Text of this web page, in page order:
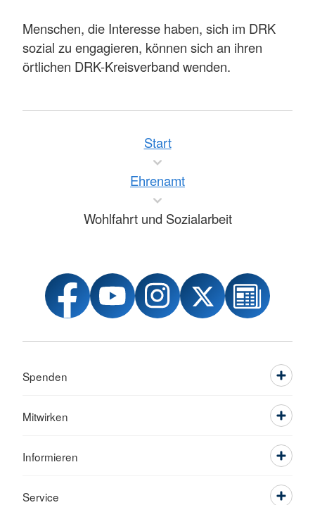
Menschen, die Interesse haben, sich im DRK
sozial zu engagieren, können sich an ihren
örtlichen DRK-Kreisverband wenden.
Start
Ehrenamt
Wohlfahrt und Sozialarbeit
Spenden
Mitwirken
Informieren
Service